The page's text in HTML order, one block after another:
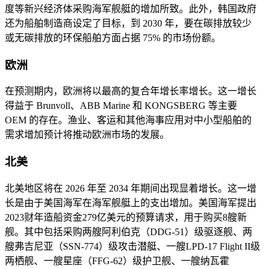
度等新兴经济体采购海军舰艇的增加所致。此外，韩国政府
还为船舶制造商设定了目标，到 2030 年，要在碳排放较少
或无碳排放的环保船舶方面占据 75% 的市场份额。
欧洲
在预测期内，欧洲将以最高的复合年增长率增长。这一增长
得益于 Brunvoll、ABB Marine 和 KONGSBERG 等主要
OEM 的存在。渔业、客运和其他海事应用对中小型船舶的
需求增加预计将推动欧洲市场的发展。
北美
北美地区将在 2026 年至 2034 年期间出现显着增长。这一增
长是由于美国海军在海军舰艇上的支出增加。美国海军提出
2023财年造船资金279亿美元的预算请求，用于购买8艘新
舰。其中包括采购两艘阿利伯克（DDG-51）级驱逐舰、两
艘弗吉尼亚（SSN-774）级攻击潜艇、一艘LPD-17 Flight II级
两栖舰、一艘星座（FFG-62）级护卫舰、一艘纳瓦霍